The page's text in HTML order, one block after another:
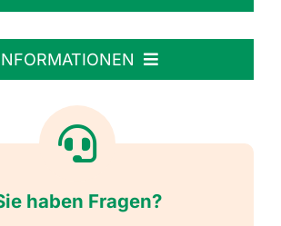
Aufkleber
Aufkleber
haben Fragen?